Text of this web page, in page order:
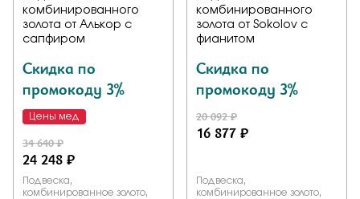
комбинированного
золота от Алькор с
сапфиром
Скидка по
промокоду 3%
Цены мед
34 640 ₽
24 248 ₽
Подвеска,
комбинированное золото,
комбинированного
золота от Sokolov с
фианитом
Скидка по
промокоду 3%
20 092 ₽
16 877 ₽
Подвеска,
комбинированное золото,
Подтверждаю, что я ознакомлен и согласен с условиями
политики конфиденциальности
Отправить